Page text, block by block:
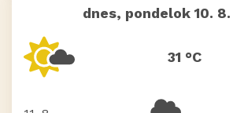
dnes, pondelok 10.
31 °C